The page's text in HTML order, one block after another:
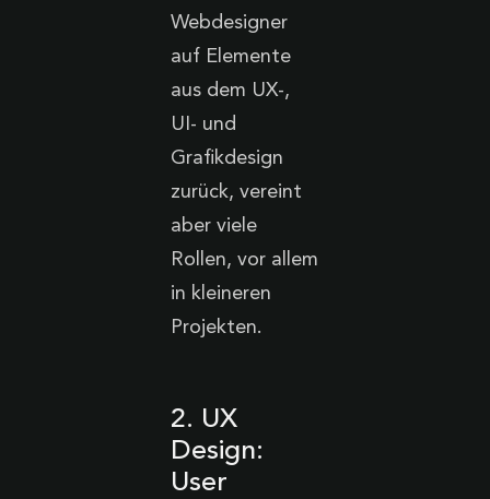
Webdesigner
auf Elemente
aus dem UX-,
UI- und
Grafikdesign
zurück, vereint
aber viele
Rollen, vor allem
in kleineren
Projekten.
2. UX
Design:
User